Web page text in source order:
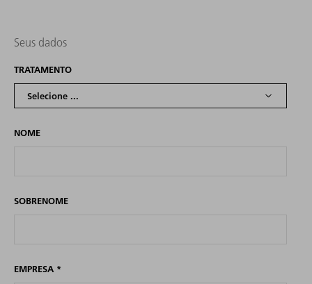
Seus dados
TRATAMENTO
NOME
SOBRENOME
EMPRESA *